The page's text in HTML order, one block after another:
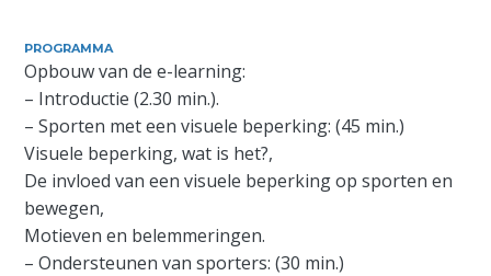
PROGRAMMA
Opbouw van de e-learning:
– Introductie (2.30 min.).
– Sporten met een visuele beperking: (45 min.)
Visuele beperking, wat is het?,
De invloed van een visuele beperking op sporten en
bewegen,
Motieven en belemmeringen.
– Ondersteunen van sporters: (30 min.)